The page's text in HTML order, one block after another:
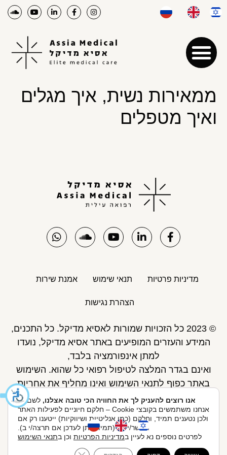
ממאירות נשית, איך מגלים
ואיך מטפלים
מדיניות פרטיות תנאי שימוש אמנת שירות
הצהרת נגישות
© 2023 כל הזכויות שמורות לאסיא מדיקל. כל התכנים,
המידע והעזרים המופיעים באתר אסיא מדיקל, נועדו
למתן אינפורמציה בלבד,
ואינם בגדר המלצה לטיפול רפואי כל שהוא. השימוש
באתר כפוף לתנאי השימוש ואינו מחליף את אחריות
הגולש לקבלת ייעוץ ע"י רופא.
פיתוח אתר: Skymaster
אנו רוצים להעניק לך את החוויה הכי טובה אצלנו, לשם כך
אנחנו משתמשים בקובצי Cookie – חלקם חיוניים לפעילות האתר
ולכן נטענים תמיד, וחלקם (כמו אנליטיות ושיווקיות) ייטענו רק אם
תאשר/י לנו (תמיד ניתן לעדכן אם תרצה/י ב).
לפרטים נוספים נא לעיין במדיניות הפרטיות וכן בתנאי השימוש